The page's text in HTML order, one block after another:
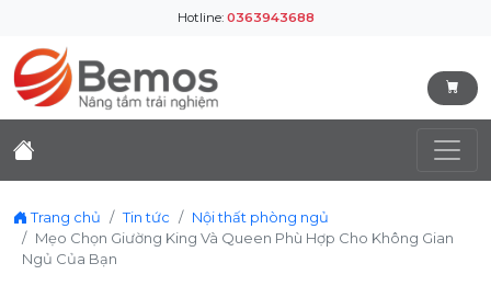
Hotline: 0363943688
Trang chủ Tin tức
Nội thất phòng ngủ
Mẹo Chọn Giường King Và Queen Phù Hợp Cho Không Gian
Ngủ Của Bạn